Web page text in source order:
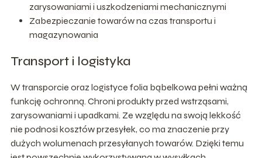
zarysowaniami i uszkodzeniami mechanicznymi
Zabezpieczanie towarów na czas transportu i
magazynowania
Transport i logistyka
W transporcie oraz logistyce folia bąbelkowa pełni ważną
funkcję ochronną. Chroni produkty przed wstrząsami,
zarysowaniami i upadkami. Ze względu na swoją lekkość
nie podnosi kosztów przesyłek, co ma znaczenie przy
dużych wolumenach przesyłanych towarów. Dzięki temu